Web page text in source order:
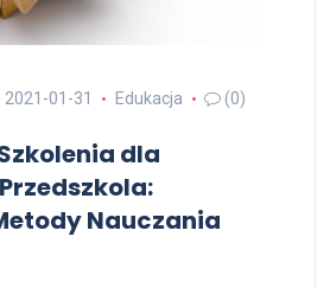
2021-01-31 Edukacja (0)
dla
Nauczania